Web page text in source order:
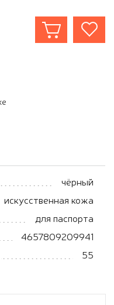
чёрный
искусственная кожа
для паспорта
4657809209941
55